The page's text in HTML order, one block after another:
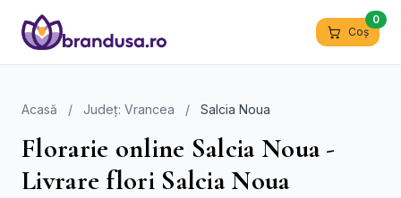
Coș
0
Acasă / Județ: Vrancea / Salcia Noua
Florarie online Salcia Noua -
Livrare flori Salcia Noua